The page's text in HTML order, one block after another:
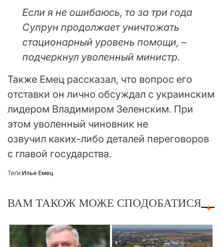
Если я не ошибаюсь, то за три года
Супрун продолжает уничтожать
стационарный уровень помощи, –
подчеркнул уволенный министр.
Также Емец рассказал, что вопрос его
отставки он лично обсуждал с украинским
лидером Владимиром Зеленским. При
этом уволенный чиновник не
озвучил каких-либо деталей переговоров
с главой государства.
Теґи:Илья Емец
ВАМ ТАКОЖ МОЖЕ СПОДОБАТИСЯ